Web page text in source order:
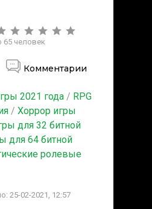
65 человек
Комментарии
2021 года / RPG
/ Хоррор игры
для 32 битной
для 64 битной
ролевые
25-02-2021, 12:57